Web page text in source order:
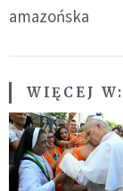
amazońska
WIĘCEJ W: